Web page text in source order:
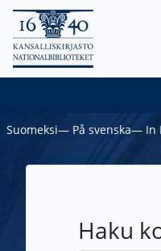
Suomeksi― På svenska― In
Haku